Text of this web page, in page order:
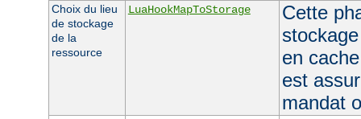
Choix du lieu
de stockage
de la
ressource
LuaHookMapToStorage
Cette
en
est
mandat